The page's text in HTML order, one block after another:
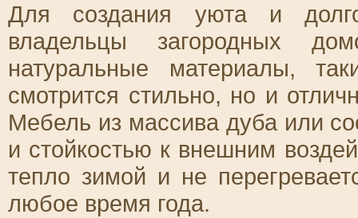
Для создания уюта и
владельцы загородных
натуральные материалы,
смотрится стильно, но и
Мебель из массива дуба или
и стойкостью к внешним
тепло зимой и не
любое время года.